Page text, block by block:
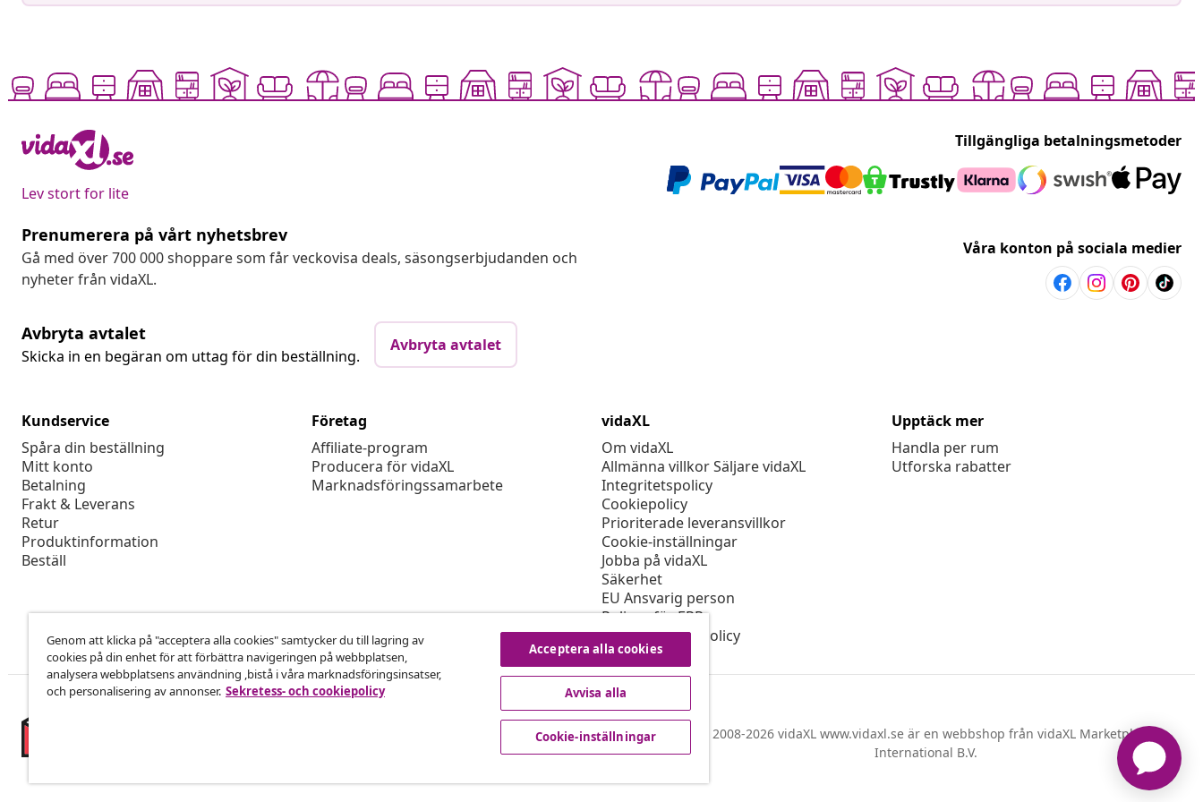
Lev stort for lite
Tillgängliga betalningsmetoder
Prenumerera på vårt nyhetsbrev
Gå med över 700 000 shoppare som får veckovisa deals, säsongserbjudanden och
nyheter från vidaXL.
Våra konton på sociala medier
Avbryta avtalet
Skicka in en begäran om uttag för din beställning.
Avbryta avtalet
Kundservice
Spåra din beställning
Mitt konto
Betalning
Frakt & Leverans
Retur
Produktinformation
Beställ
Företag
Affiliate-program
Producera för vidaXL
Marknadsföringssamarbete
vidaXL
Om vidaXL
Allmänna villkor Säljare vidaXL
Integritetspolicy
Cookiepolicy
Prioriterade leveransvillkor
Cookie-inställningar
Jobba på vidaXL
Säkerhet
EU Ansvarig person
Policyn för EPR
Tillgänglighetspolicy
Upptäck mer
Handla per rum
Utforska rabatter
© 2008-2026 vidaXL www.vidaxl.se är en webbshop från vidaXL Marketplace
International B.V.
Genom att klicka på "acceptera alla cookies" samtycker du till lagring av
cookies på din enhet för att förbättra navigeringen på webbplatsen,
analysera webbplatsens användning ,bistå i våra marknadsföringsinsatser,
och personalisering av annonser. Sekretess- och cookiepolicy
Acceptera alla cookies
Avvisa alla
Cookie-inställningar